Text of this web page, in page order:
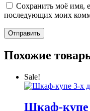
Сохранить моё имя,
последующих моих
Похожие
Sale!
Шкаф-купе